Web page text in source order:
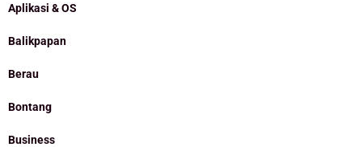
Aplikasi & OS
Balikpapan
Berau
Bontang
Business